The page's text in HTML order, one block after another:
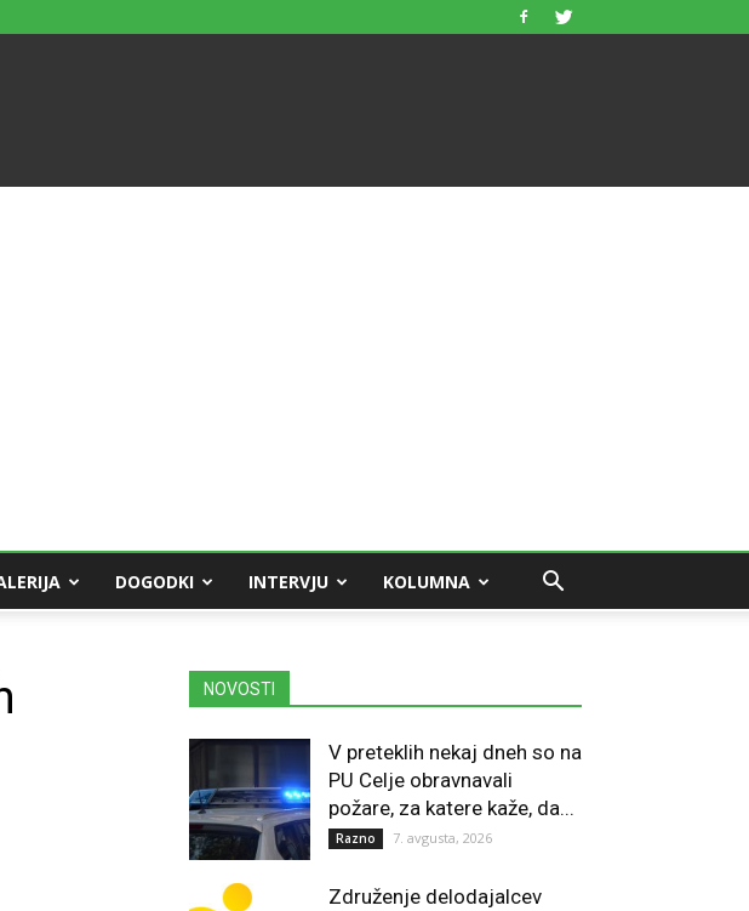
DOGODKI INTERVJU KOLUMNA
NOVOSTI
V preteklih nekaj dneh so na
PU Celje obravnavali
požare, za katere kaže, da...
Razno 7. avgusta, 2026
Združenje delodajalcev